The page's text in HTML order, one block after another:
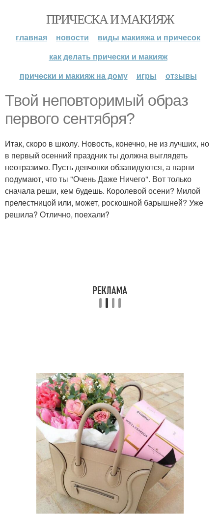
ПРИЧЕСКА И МАКИЯЖ
главная новости
виды макияжа и причесок
как делать прически и макияж
прически и макияж на дому
игры отзывы
Твой неповторимый образ
первого сентября?
Итак, скоро в школу. Новость, конечно, не из лучших, но
в первый осенний праздник ты должна выглядеть
неотразимо. Пусть девчонки обзавидуются, а парни
подумают, что ты "Очень Даже Ничего". Вот только
сначала реши, кем будешь. Королевой осени? Милой
прелестницой или, может, роскошной барышней? Уже
решила? Отлично, поехали?